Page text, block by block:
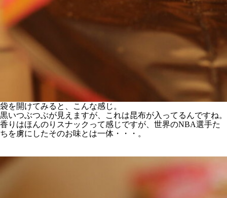
袋を開けてみると、こんな感じ。
黒いつぶつぶが見えますが、これは昆布が入ってるんですね。
香りはほんのりスナックって感じですが、世界のNBA選手た
ちを虜にしたそのお味とは一体・・・。